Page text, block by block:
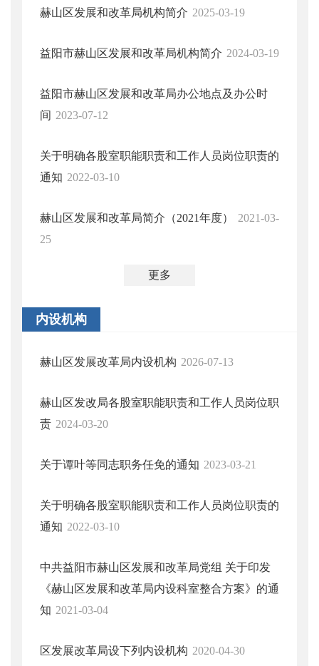
赫山区发展和改革局机构简介 2025-03-19
益阳市赫山区发展和改革局机构简介 2024-03-19
益阳市赫山区发展和改革局办公地点及办公时
间 2023-07-12
关于明确各股室职能职责和工作人员岗位职责的
通知 2022-03-10
赫山区发展和改革局简介（2021年度）
2021-03-
25
更多
内设机构
赫山区发展改革局内设机构 2026-07-13
赫山区发改局各股室职能职责和工作人员岗位职
责 2024-03-20
关于谭叶等同志职务任免的通知 2023-03-21
关于明确各股室职能职责和工作人员岗位职责的
通知 2022-03-10
中共益阳市赫山区发展和改革局党组 关于印发
《赫山区发展和改革局内设科室整合方案》的通
知 2021-03-04
区发展改革局设下列内设机构 2020-04-30